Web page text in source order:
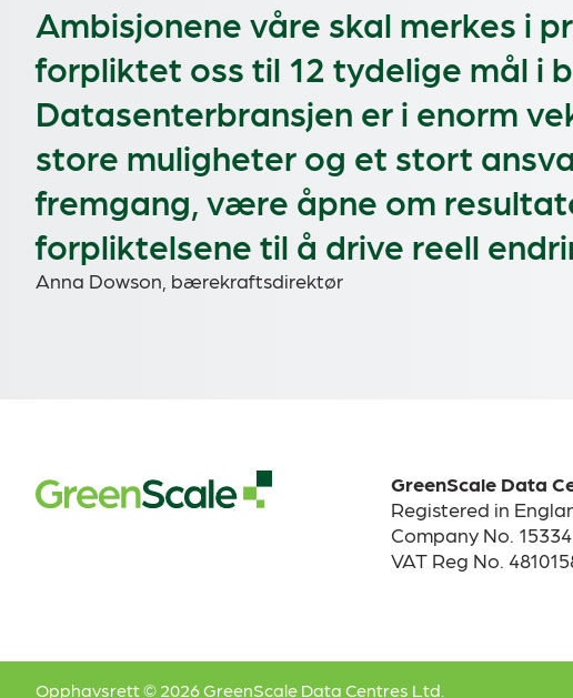
Ambisjonene våre skal merkes i
forpliktet oss til 12 tydelige mål
Datasenterbransjen er i enorm
store muligheter og et stort
fremgang, være åpne om
forpliktelsene til å drive reell
Anna Dowson, bærekraftsdirektør
GreenScale Data
Registered in
Company No.
VAT Reg No.
Opphavsrett © 2026 GreenScale Data Centres Ltd.